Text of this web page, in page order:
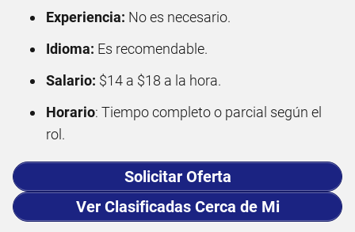
Experiencia: No es necesario.
Idioma: Es recomendable.
Salario: $14 a $18 a la hora.
Horario: Tiempo completo o parcial según el
rol.
Solicitar Oferta
Ver Clasificadas Cerca de Mi